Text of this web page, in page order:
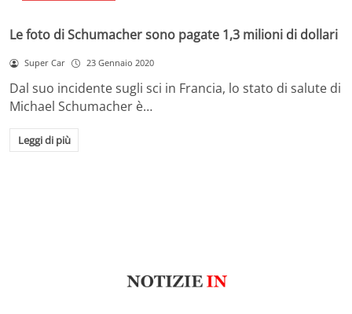
Le foto di Schumacher sono pagate 1,3 milioni di dollari
Super Car 23 Gennaio 2020
Dal suo incidente sugli sci in Francia, lo stato di salute di
Michael Schumacher è…
Leggi di più